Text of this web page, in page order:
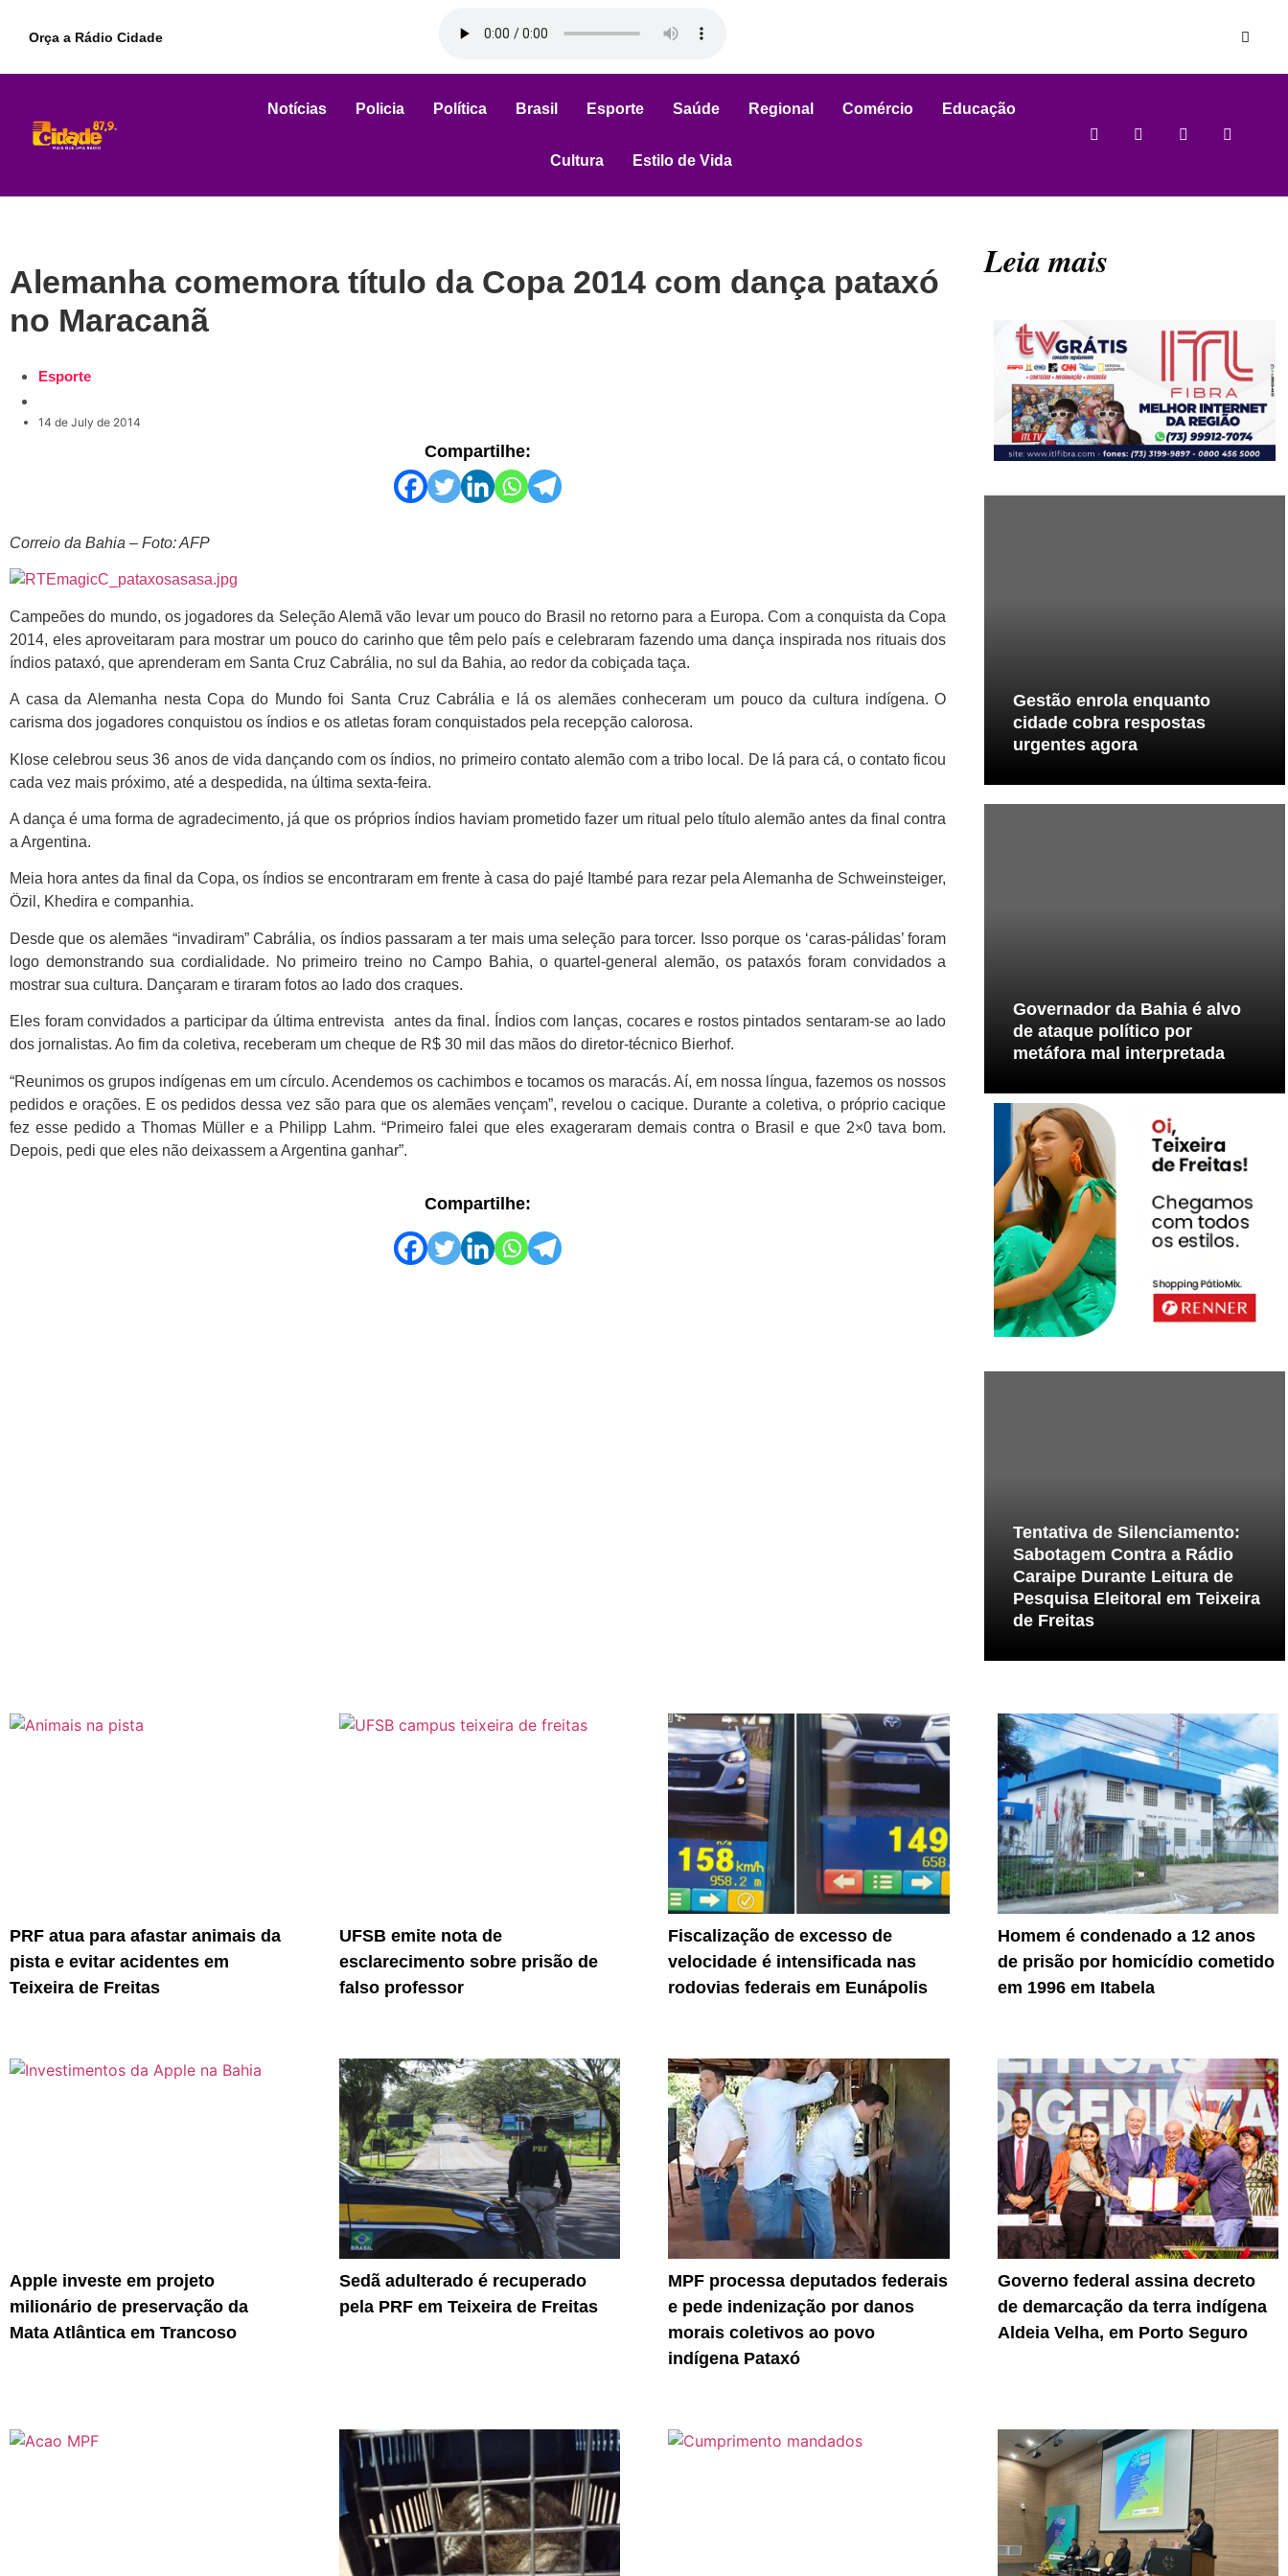
Orça a Rádio Cidade
Notícias Policia Política Brasil Esporte Saúde Regional Comércio Educação
Cultura Estilo de Vida
Alemanha comemora título da Copa 2014 com dança pataxó
no Maracanã
Esporte
14 de July de 2014
Compartilhe:
Correio da Bahia – Foto: AFP
Campeões do mundo, os jogadores da Seleção Alemã vão levar um pouco do Brasil no retorno para a Europa. Com a conquista da Copa
2014, eles aproveitaram para mostrar um pouco do carinho que têm pelo país e celebraram fazendo uma dança inspirada nos rituais dos
índios pataxó, que aprenderam em Santa Cruz Cabrália, no sul da Bahia, ao redor da cobiçada taça.
A casa da Alemanha nesta Copa do Mundo foi Santa Cruz Cabrália e lá os alemães conheceram um pouco da cultura indígena. O
carisma dos jogadores conquistou os índios e os atletas foram conquistados pela recepção calorosa.
Klose celebrou seus 36 anos de vida dançando com os índios, no primeiro contato alemão com a tribo local. De lá para cá, o contato ficou
cada vez mais próximo, até a despedida, na última sexta-feira.
A dança é uma forma de agradecimento, já que os próprios índios haviam prometido fazer um ritual pelo título alemão antes da final contra
a Argentina.
Meia hora antes da final da Copa, os índios se encontraram em frente à casa do pajé Itambé para rezar pela Alemanha de Schweinsteiger,
Özil, Khedira e companhia.
Desde que os alemães “invadiram” Cabrália, os índios passaram a ter mais uma seleção para torcer. Isso porque os ‘caras-pálidas’ foram
logo demonstrando sua cordialidade. No primeiro treino no Campo Bahia, o quartel-general alemão, os pataxós foram convidados a
mostrar sua cultura. Dançaram e tiraram fotos ao lado dos craques.
Eles foram convidados a participar da última entrevista antes da final. Índios com lanças, cocares e rostos pintados sentaram-se ao lado
dos jornalistas. Ao fim da coletiva, receberam um cheque de R$ 30 mil das mãos do diretor-técnico Bierhof.
“Reunimos os grupos indígenas em um círculo. Acendemos os cachimbos e tocamos os maracás. Aí, em nossa língua, fazemos os nossos
pedidos e orações. E os pedidos dessa vez são para que os alemães vençam”, revelou o cacique. Durante a coletiva, o próprio cacique
fez esse pedido a Thomas Müller e a Philipp Lahm. “Primeiro falei que eles exageraram demais contra o Brasil e que 2×0 tava bom.
Depois, pedi que eles não deixassem a Argentina ganhar”.
Compartilhe:
Leia mais
Gestão enrola enquanto
cidade cobra respostas
urgentes agora
Governador da Bahia é alvo
de ataque político por
metáfora mal interpretada
Tentativa de Silenciamento:
Sabotagem Contra a Rádio
Caraipe Durante Leitura de
Pesquisa Eleitoral em Teixeira
de Freitas
PRF atua para afastar animais da
pista e evitar acidentes em
Teixeira de Freitas
UFSB emite nota de
esclarecimento sobre prisão de
falso professor
Fiscalização de excesso de
velocidade é intensificada nas
rodovias federais em Eunápolis
Homem é condenado a 12 anos
de prisão por homicídio cometido
em 1996 em Itabela
Apple investe em projeto
milionário de preservação da
Mata Atlântica em Trancoso
Sedã adulterado é recuperado
pela PRF em Teixeira de Freitas
MPF processa deputados federais
e pede indenização por danos
morais coletivos ao povo
indígena Pataxó
Governo federal assina decreto
de demarcação da terra indígena
Aldeia Velha, em Porto Seguro